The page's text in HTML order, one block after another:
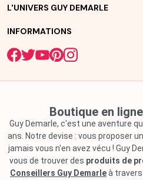
L'UNIVERS GUY DEMARLE
INFORMATIONS
Boutique en
Guy Demarle, c'est une aventure
ans. Notre devise : vous proposer
jamais vous n'en avez vécu ! Guy
vous de trouver des produits de
Conseillers Guy Demarleà